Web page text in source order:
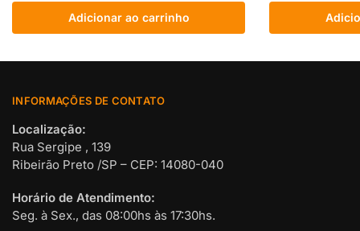
Adicionar ao carrinho
INFORMAÇÕES DE CONTATO
Localização:
Rua Sergipe , 139
Ribeirão Preto /SP – CEP: 14080-040
Horário de Atendimento:
Seg. à Sex., das 08:00hs às 17:30hs.